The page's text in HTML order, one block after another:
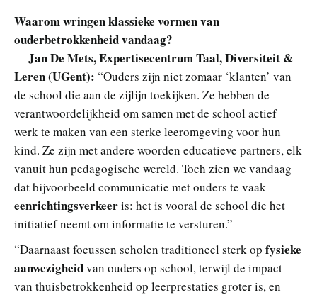
Waarom wringen klassieke vormen van
ouderbetrokkenheid vandaag?
Jan De Mets, Expertisecentrum Taal, Diversiteit &
Leren (UGent): “Ouders zijn niet zomaar ‘klanten’ van
de school die aan de zijlijn toekijken. Ze hebben de
verantwoordelijkheid om samen met de school actief
werk te maken van een sterke leeromgeving voor hun
kind. Ze zijn met andere woorden educatieve partners, elk
vanuit hun pedagogische wereld. Toch zien we vandaag
dat bijvoorbeeld communicatie met ouders te vaak
eenrichtingsverkeeris: het is vooral de school die het
initiatief neemt om informatie te versturen.”
“Daarnaast focussen scholen traditioneel sterk op fysieke
aanwezigheidvan ouders op school, terwijl de impact
van thuisbetrokkenheid op leerprestaties groter is, en